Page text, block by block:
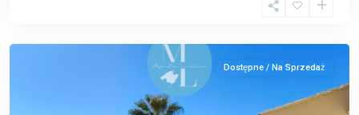
Dostępne / Na Sprzedaż